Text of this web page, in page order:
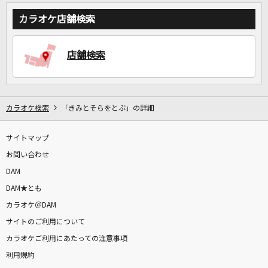
カラオケをもっと楽しもう！
カラオケ店舗検索
店舗検索
カラオケ検索 「きみとそらをとぶ」の詳細
サイトマップ
お問い合わせ
DAM
DAM★とも
カラオケ＠DAM
サイトのご利用について
カラオケご利用にあたっての注意事項
利用規約